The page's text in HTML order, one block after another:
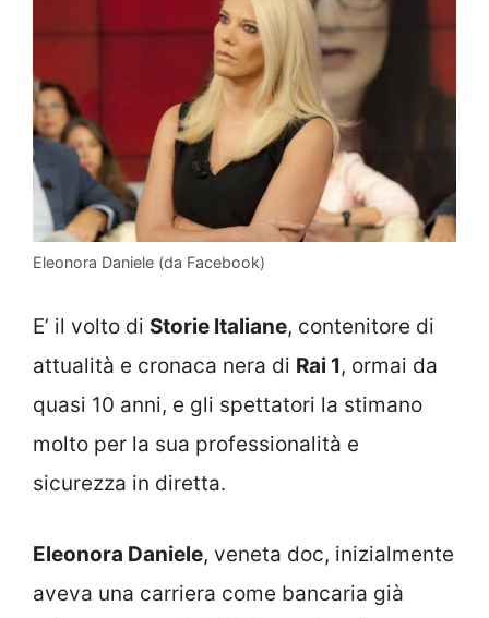
Eleonora Daniele (da Facebook)
E’ il volto di Storie Italiane, contenitore di
attualità e cronaca nera di Rai 1, ormai da
quasi 10 anni, e gli spettatori la stimano
molto per la sua professionalità e
sicurezza in diretta.
Eleonora Daniele, veneta doc, inizialmente
aveva una carriera come bancaria già